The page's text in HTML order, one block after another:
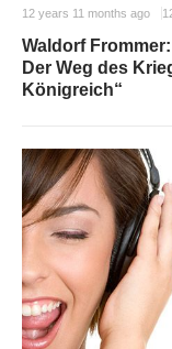
12 years 11 months ago
Waldorf
Der Weg des
Königreich“